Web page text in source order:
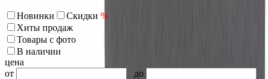
Новинки Скидки %
Хиты продаж
Товары с фото
В наличии
цена
от
до